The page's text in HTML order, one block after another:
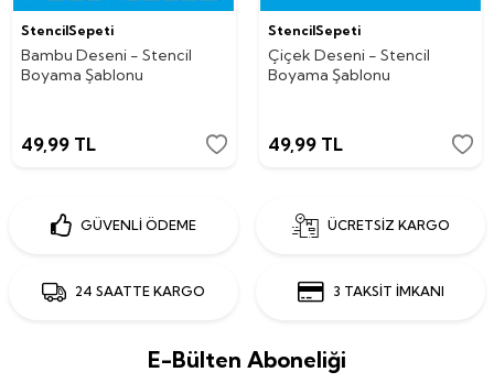
StencilSepeti
Bambu Deseni - Stencil
Boyama Şablonu
49,99 TL
StencilSepeti
Çiçek Deseni - Stencil
Boyama Şablonu
49,99TL
GÜVENLİ ÖDEME ÜCRETSİZ KARGO
24 SAATTE KARGO 3 TAKSİT İMKANI
E-Bülten Aboneliği